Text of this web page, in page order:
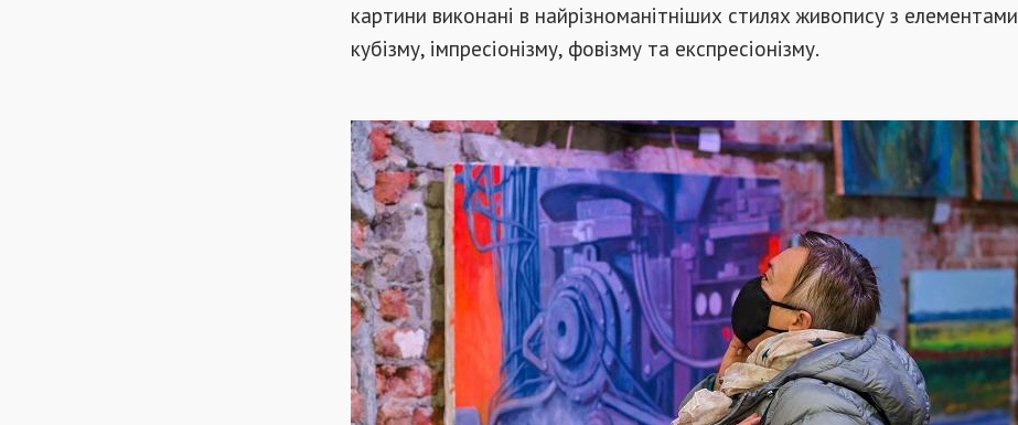
картини виконані в найрізноманітніших стилях живопису з елементами
кубізму, імпресіонізму, фовізму та експресіонізму.